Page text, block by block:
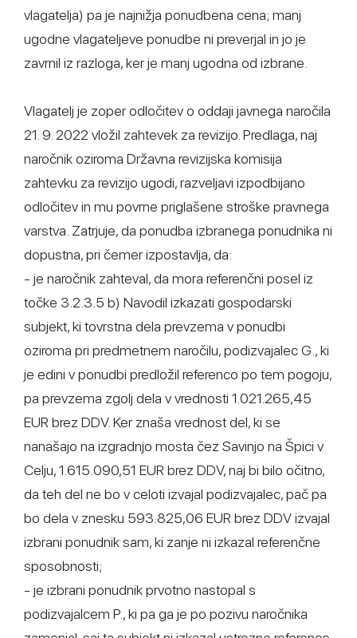
vlagatelja) pa je najnižja ponudbena cena; manj
ugodne vlagateljeve ponudbe ni preverjal in jo je
zavrnil iz razloga, ker je manj ugodna od izbrane.
Vlagatelj je zoper odločitev o oddaji javnega naročila
21. 9. 2022 vložil zahtevek za revizijo. Predlaga, naj
naročnik oziroma Državna revizijska komisija
zahtevku za revizijo ugodi, razveljavi izpodbijano
odločitev in mu povrne priglašene stroške pravnega
varstva. Zatrjuje, da ponudba izbranega ponudnika ni
dopustna, pri čemer izpostavlja, da:
- je naročnik zahteval, da mora referenčni posel iz
točke 3.2.3.5 b) Navodil izkazati gospodarski
subjekt, ki tovrstna dela prevzema v ponudbi
oziroma pri predmetnem naročilu, podizvajalec G., ki
je edini v ponudbi predložil referenco po tem pogoju,
pa prevzema zgolj dela v vrednosti 1.021.265,45
EUR brez DDV. Ker znaša vrednost del, ki se
nanašajo na izgradnjo mosta čez Savinjo na Špici v
Celju, 1.615.090,51 EUR brez DDV, naj bi bilo očitno,
da teh del ne bo v celoti izvajal podizvajalec, pač pa
bo dela v znesku 593.825,06 EUR brez DDV izvajal
izbrani ponudnik sam, ki zanje ni izkazal referenčne
sposobnosti;
- je izbrani ponudnik prvotno nastopal s
podizvajalcem P., ki pa ga je po pozivu naročnika